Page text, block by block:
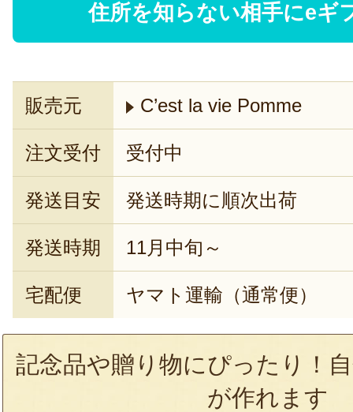
住所を知らない相手にeギ
販売元 C’est la vie Pomme
注文受付 受付中
発送目安 発送時期に順次出荷
発送時期 11月中旬～
宅配便 ヤマト運輸（通常便）
記念品や贈り物にぴったり！
が作れます